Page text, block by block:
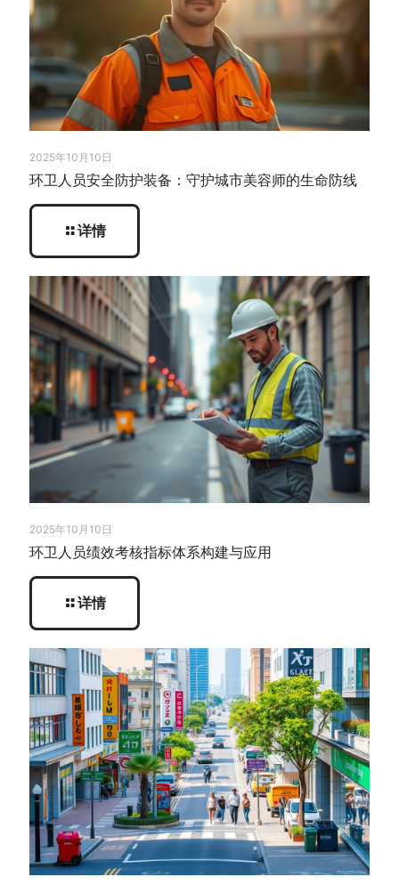
2025年10月10日
环卫人员安全防护装备：守护城市美容师的生命防线
详情
2025年10月10日
环卫人员绩效考核指标体系构建与应用
详情